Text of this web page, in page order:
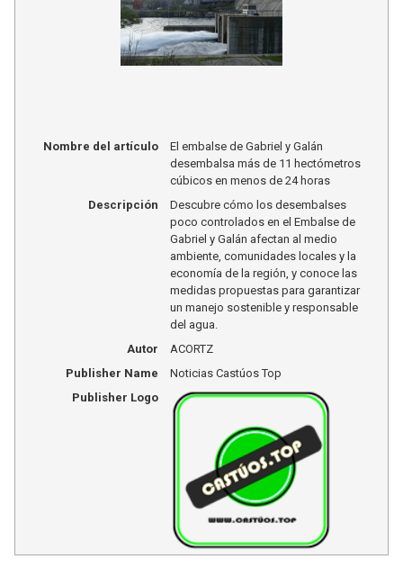
Nombre del artículo
El embalse de Gabriel y Galán
desembalsa más de 11 hectómetros
cúbicos en menos de 24 horas
Descripción
Descubre cómo los desembalses
poco controlados en el Embalse de
Gabriel y Galán afectan al medio
ambiente, comunidades locales y la
economía de la región, y conoce las
medidas propuestas para garantizar
un manejo sostenible y responsable
del agua.
Autor
ACORTZ
Publisher Name
Noticias Castúos Top
Publisher Logo